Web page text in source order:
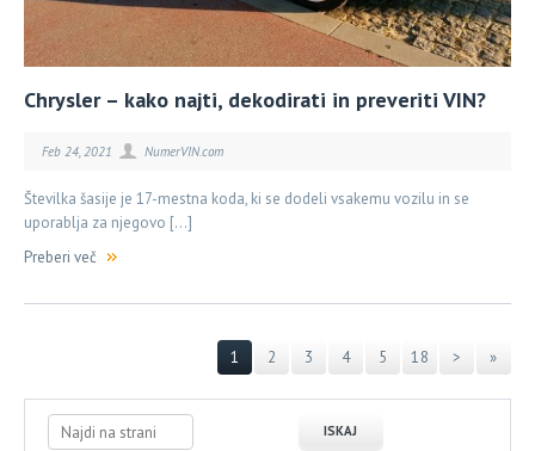
Chrysler – kako najti, dekodirati in preveriti VIN?
Feb 24, 2021 NumerVIN.com
Številka šasije je 17-mestna koda, ki se dodeli vsakemu vozilu in se
uporablja za njegovo […]
Preberi več
1 2 3 4 5 18 > »